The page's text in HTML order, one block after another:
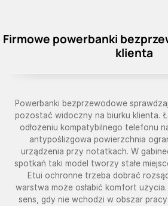
Firmowe powerbanki
klienta
Powerbanki bezprzewodowe
pozostać widoczny na biurku klienta.
odłożeniu kompatybilnego telefonu
antypoślizgowa powierzchnia
urządzenia przy notatkach. W
spotkań taki model tworzy stałe
Etui ochronne trzeba dobrać
warstwa może osłabić komfort
sens, gdy nie wchodzi w obszar